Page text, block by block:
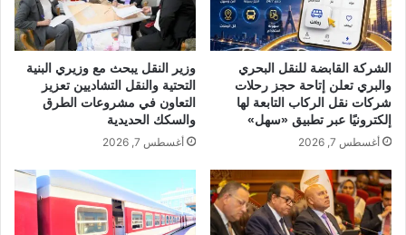
الشركة القابضة للنقل البحري
والبري تعلن إتاحة حجز رحلات
شركات نقل الركاب التابعة لها
إلكترونيًا عبر تطبيق «سهل»
أغسطس 7, 2026
وزير النقل يبحث مع وزيري البنية
التحتية والنقل التشاديين تعزيز
التعاون في مشروعات الطرق
والسكك الحديدية
أغسطس 7, 2026